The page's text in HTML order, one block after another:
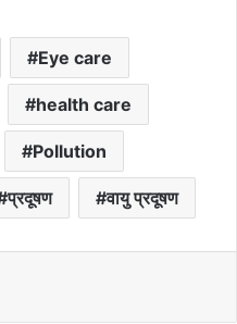
Eye care
health care
Pollution
प्रदूषण वायु प्रदूषण